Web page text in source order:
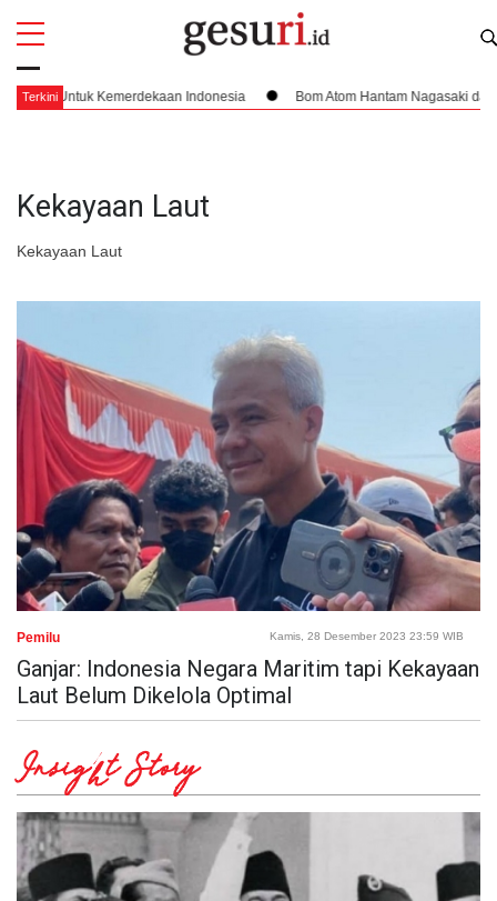
Terkini
Untuk Kemerdekaan Indonesia Bom Atom Hantam Nagasaki dan
Kekayaan Laut
Kekayaan Laut
All
Pemilu Kamis, 28 Desember 2023 23:59 WIB
Ganjar: Indonesia Negara Maritim tapi Kekayaan
Laut Belum Dikelola Optimal
Insight Story